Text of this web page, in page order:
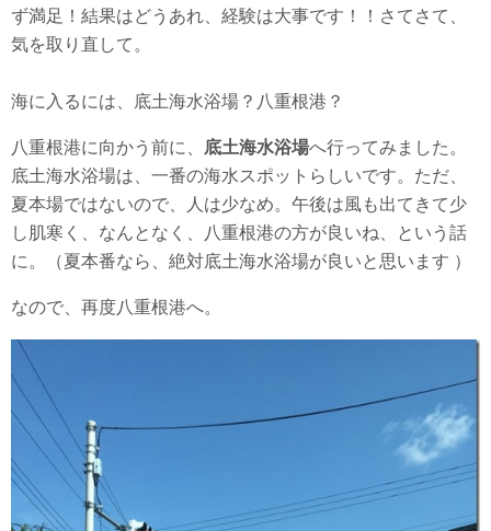
ず満足！結果はどうあれ、経験は大事です！！さてさて、
気を取り直して。
海に入るには、底土海水浴場？八重根港？
八重根港に向かう前に、 底土海水浴場へ行ってみました。
底土海水浴場は、一番の海水スポットらしいです。ただ、
夏本場ではないので、人は少なめ。午後は風も出てきて少
し肌寒く、なんとなく、八重根港の方が良いね、という話
に。（夏本番なら、絶対底土海水浴場が良いと思います ）
なので、再度八重根港へ。